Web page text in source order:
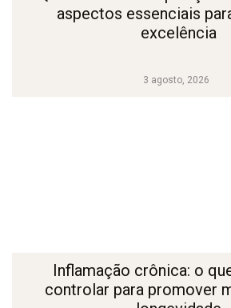
3 agosto, 2026
aspectos essenciais
excelência
Inflamação crônica: o
controlar para promover